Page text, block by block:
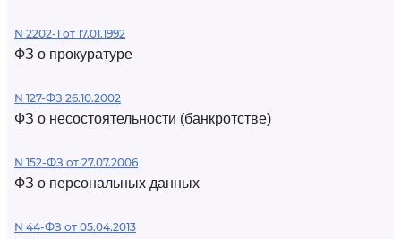
N 2202-1 от 17.01.1992
ФЗ о прокуратуре
N 127-ФЗ 26.10.2002
ФЗ о несостоятельности (банкротстве)
N 152-ФЗ от 27.07.2006
ФЗ о персональных данных
N 44-ФЗ от 05.04.2013